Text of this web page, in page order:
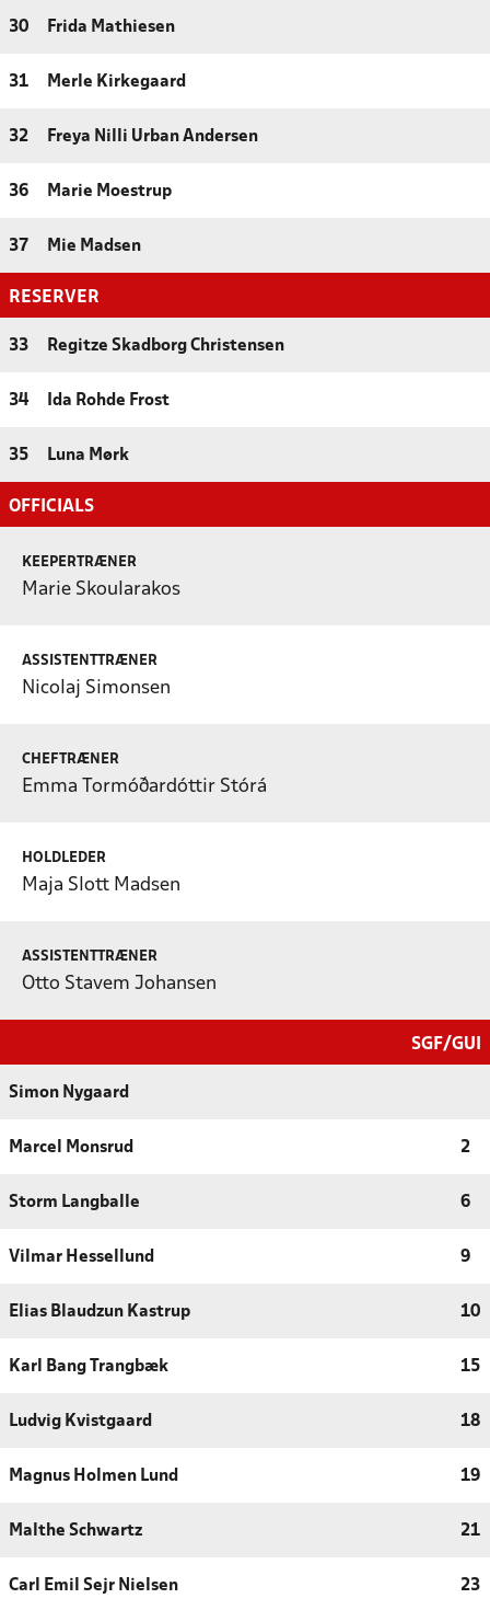
30 Frida Mathiesen
31 Merle Kirkegaard
32 Freya Nilli Urban Andersen
36 Marie Moestrup
37 Mie Madsen
RESERVER
33 Regitze Skadborg Christensen
34 Ida Rohde Frost
35 Luna Mørk
OFFICIALS
KEEPERTRÆNER
Marie Skoularakos
ASSISTENTTRÆNER
Nicolaj Simonsen
CHEFTRÆNER
Emma Tormóðardóttir Stórá
HOLDLEDER
Maja Slott Madsen
ASSISTENTTRÆNER
Otto Stavem Johansen
SGF/GUI
Simon Nygaard
Marcel Monsrud 2
Storm Langballe 6
Vilmar Hessellund 9
Elias Blaudzun Kastrup 10
Karl Bang Trangbæk 15
Ludvig Kvistgaard 18
Magnus Holmen Lund 19
Malthe Schwartz 21
Carl Emil Sejr Nielsen 23